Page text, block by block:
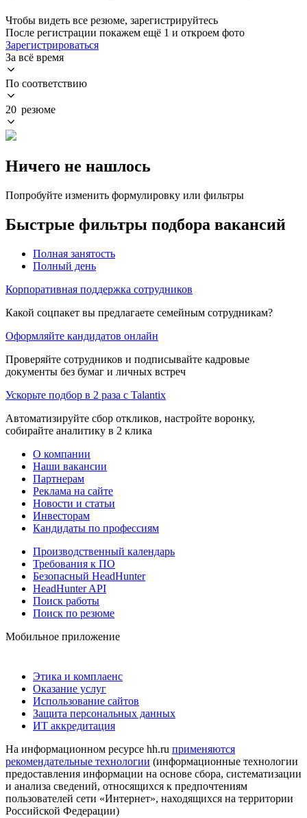
Чтобы видеть все резюме, зарегистрируйтесь
После регистрации покажем ещё 1 и откроем фото
Зарегистрироваться
За всё время
По соответствию
20 резюме
Ничего не нашлось
Попробуйте изменить формулировку или фильтры
Быстрые фильтры подбора вакансий
Полная занятость
Полный день
Корпоративная поддержка сотрудников
Какой соцпакет вы предлагаете семейным сотрудникам?
Оформляйте кандидатов онлайн
Проверяйте сотрудников и подписывайте кадровые
документы без бумаг и личных встреч
Ускорьте подбор в 2 раза с Talantix
Автоматизируйте сбор откликов, настройте воронку,
собирайте аналитику в 2 клика
О компании
Наши вакансии
Партнерам
Реклама на сайте
Новости и статьи
Инвесторам
Кандидаты по профессиям
Производственный календарь
Требования к ПО
Безопасный HeadHunter
HeadHunter API
Поиск работы
Поиск по резюме
Мобильное приложение
Этика и комплаенс
Оказание услуг
Использование сайтов
Защита персональных данных
ИТ аккредитация
На информационном ресурсе hh.ru применяются
рекомендательные технологии (информационные технологии
предоставления информации на основе сбора, систематизации
и анализа сведений, относящихся к предпочтениям
пользователей сети «Интернет», находящихся на территории
Российской Федерации)